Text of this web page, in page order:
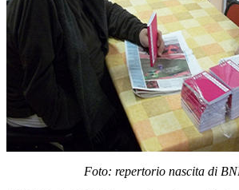
Foto: repertorio nascita di